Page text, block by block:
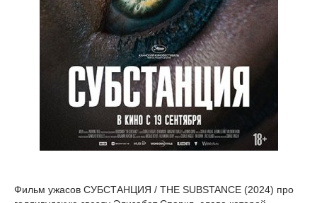
Фильм ужасов СУБСТАНЦИЯ / THE SUBSTANCE (2024) про